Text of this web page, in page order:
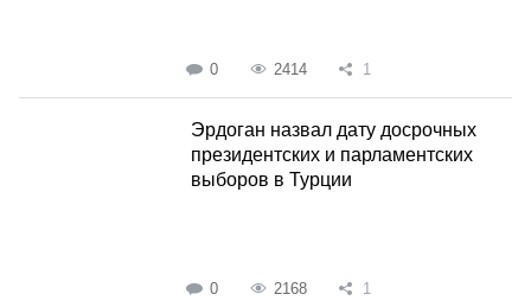
0 2414 1
Эрдоган назвал дату досрочных
президентских и парламентских
выборов в Турции
0 2168 1